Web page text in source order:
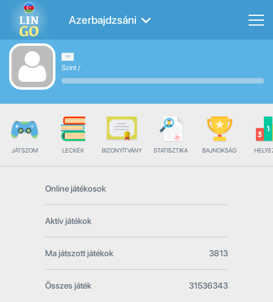
Azerbajdzsáni
Szint/
JÁTSZOM LECKÉK BIZONYÍTVÁNY STATISZTIKA BAJNOKSÁG
Online játékosok
Aktív játékok
Ma játszott játékok 3813
Összes játék 31536343